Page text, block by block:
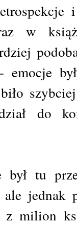
w
emocje
do
był tu
jednak
z milion